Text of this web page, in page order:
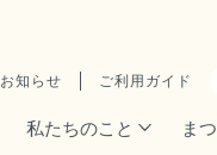
お知らせ ご利用ガイド
私たちのこと ま